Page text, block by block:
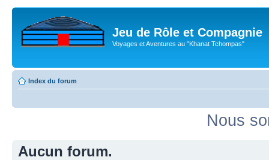
Jeu de Rôle et Compagnie
Voyages et Aventures au "Khanat Tchompas"
Index du forum
Nous
Aucun forum.